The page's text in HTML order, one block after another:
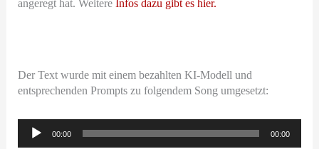
angeregt hat. WeitereInfos dazu gibt es hier.
Der Text wurde mit einem bezahlten KI-Modell und
entsprechenden Prompts zu folgendem Song umgesetzt:
Audio-
Player
00:00 00:00